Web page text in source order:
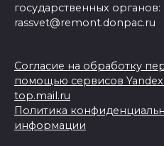
государственных органов:
rassvet@remont.donpac.ru
Согласие на обработку
помощью сервисов
top.mail.ru
Политика
информации